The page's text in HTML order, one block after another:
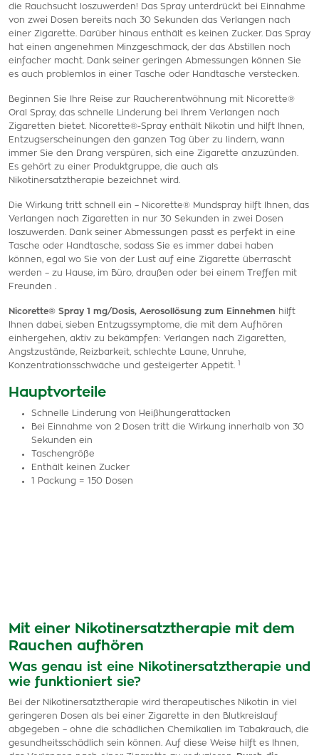
die Rauchsucht loszuwerden! Das Spray unterdrückt bei Einnahme
von zwei Dosen bereits nach 30 Sekunden das Verlangen nach
einer Zigarette. Darüber hinaus enthält es keinen Zucker. Das Spray
hat einen angenehmen Minzgeschmack, der das Abstillen noch
einfacher macht. Dank seiner geringen Abmessungen können Sie
es auch problemlos in einer Tasche oder Handtasche verstecken.
Beginnen Sie Ihre Reise zur Raucherentwöhnung mit Nicorette®
Oral Spray, das schnelle Linderung bei Ihrem Verlangen nach
Zigaretten bietet. Nicorette®-Spray enthält Nikotin und hilft Ihnen,
Entzugserscheinungen den ganzen Tag über zu lindern, wann
immer Sie den Drang verspüren, sich eine Zigarette anzuzünden.
Es gehört zu einer Produktgruppe, die auch als
Nikotinersatztherapie bezeichnet wird.
Die Wirkung tritt schnell ein – Nicorette® Mundspray hilft Ihnen, das
Verlangen nach Zigaretten in nur 30 Sekunden in zwei Dosen
loszuwerden. Dank seiner Abmessungen passt es perfekt in eine
Tasche oder Handtasche, sodass Sie es immer dabei haben
können, egal wo Sie von der Lust auf eine Zigarette überrascht
werden – zu Hause, im Büro, draußen oder bei einem Treffen mit
Freunden .
Nicorette® Spray 1 mg/Dosis, Aerosollösung zum Einnehmen hilft
Ihnen dabei, sieben Entzugssymptome, die mit dem Aufhören
einhergehen, aktiv zu bekämpfen: Verlangen nach Zigaretten,
Angstzustände, Reizbarkeit, schlechte Laune, Unruhe,
Konzentrationsschwäche und gesteigerter Appetit.
1
Hauptvorteile
Schnelle Linderung von Heißhungerattacken
Bei Einnahme von 2 Dosen tritt die Wirkung innerhalb von 30
Sekunden ein
Taschengröße
Enthält keinen Zucker
1 Packung = 150 Dosen
Mit einer Nikotinersatztherapie mit dem
Rauchen aufhören
Was genau ist eine Nikotinersatztherapie und
wie funktioniert sie?
Bei der Nikotinersatztherapie wird therapeutisches Nikotin in viel
geringeren Dosen als bei einer Zigarette in den Blutkreislauf
abgegeben – ohne die schädlichen Chemikalien im Tabakrauch, die
gesundheitsschädlich sein können. Auf diese Weise hilft es Ihnen,